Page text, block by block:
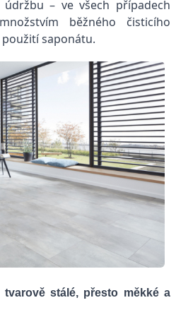
– ve všech případech
běžného čisticího
saponátu.
stálé, přesto měkké a